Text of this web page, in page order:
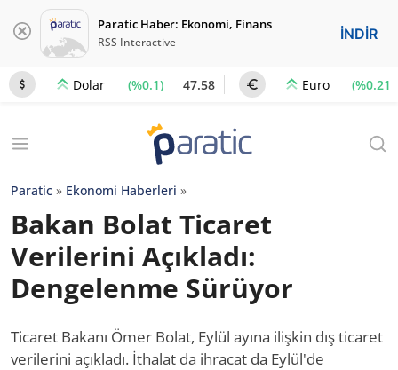
Paratic Haber: Ekonomi, Finans
RSS Interactive İNDİR
Dolar (%0.1) 47.58 Euro (%0.21)
Paratic » Ekonomi Haberleri »
Bakan Bolat Ticaret
Verilerini Açıkladı:
Dengelenme Sürüyor
Ticaret Bakanı Ömer Bolat, Eylül ayına ilişkin dış ticaret
verilerini açıkladı. İthalat da ihracat da Eylül'de